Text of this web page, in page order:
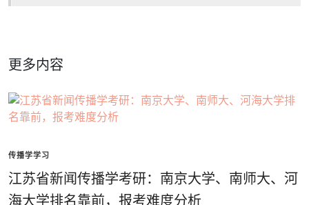
更多内容
传播学学习
江苏省新闻传播学考研：南京大学、南师大、河
海大学排名靠前，报考难度分析